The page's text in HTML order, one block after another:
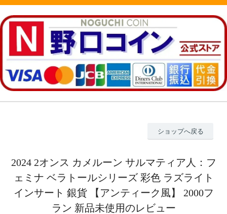
ショップへ戻る
2024 2オンス カメルーン サルマティア人：フ
ェミナ ベラトールシリーズ 彩色 ラズライト
インサート 銀貨 【アンティーク風】 2000フ
ラン 新品未使用のレビュー